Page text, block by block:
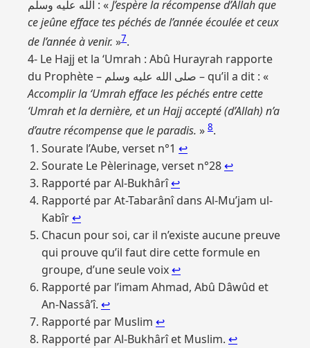
الله عليه وسلم : «J’espère la récompense d’Allah que
ce jeûne efface tes péchés de l’année écoulée et ceux
de l’année à venir. »7.
4- Le Hajj et la ‘Umrah : Abû Hurayrah rapporte
du Prophète – صلى الله عليه وسلم – qu’il a dit : «
Accomplir la ‘Umrah efface les péchés entre cette
‘Umrah et la dernière, et un Hajj accepté (d’Allah) n’a
d’autre récompense que le paradis. » 8.
Sourate l’Aube, verset n°1 ↩︎
Sourate Le Pèlerinage, verset n°28↩︎
Rapporté par Al-Bukhârî↩︎
Rapporté par At-Tabarânî dans Al-Mu’jam ul-
Kabîr↩︎
Chacun pour soi, car il n’existe aucune preuve
qui prouve qu’il faut dire cette formule en
groupe, d’une seule voix↩︎
Rapporté par l’imam Ahmad, Abû Dâwûd et
An-Nassâ’î. ↩︎
Rapporté par Muslim ↩︎
Rapporté par Al-Bukhârî et Muslim. ↩︎